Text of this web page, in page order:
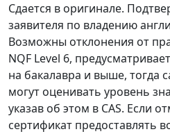
Сдается в оригинале.
заявителя по владению
Возможны отклонения от
NQF Level 6,
на бакалавра и выше, тогда
могут оценивать уровень
указав об этом в CAS. Если
сертификат предоставлять